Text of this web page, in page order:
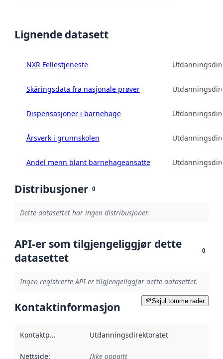
Lignende datasett
NXR Fellestjeneste
Skåringsdata fra nasjonale prøver
Dispensasjoner i barnehage
Årsverk i grunnskolen
Andel menn blant barnehageansatte
Distribusjoner 0
Dette datasettet har ingen distribusjoner.
API-er som tilgjengeliggjør dette
datasettet
0
Ingen registrerte API-er tilgjengeliggjør dette datasettet.
Skjul tomme rader
Kontaktinformasjon
Kontaktpunkt Utdanningsdirektoratet
Nettside: Ikke oppgitt